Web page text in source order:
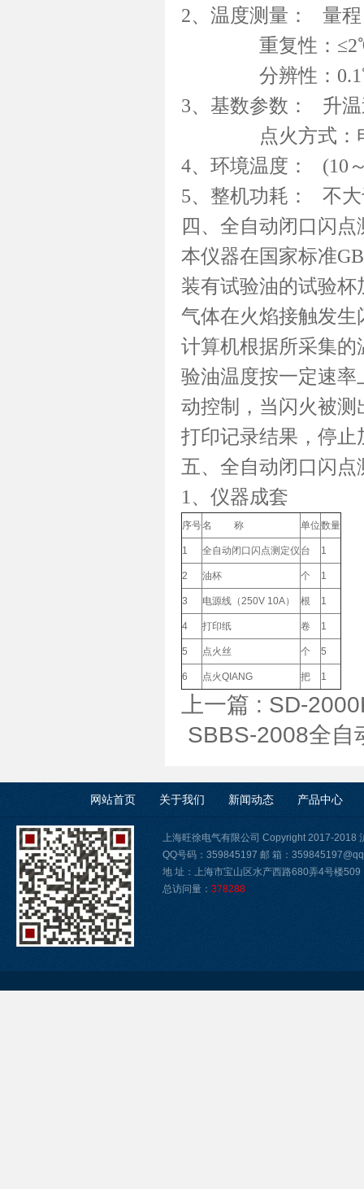
2、温度测量： 量
重复性：≤2℃
分辨性：0.1℃
3、基数参数： 升温
点火方式：电
4、环境温度： (10
5、整机功耗： 不大
四、全自动闭口闪
本仪器在国家标准
装有试验油的试验
气体在火焰接触发
计算机根据所采集
验油温度按一定速
动控制，当闪火被
打印记录结果，停
五、全自动闭口闪
1、仪器成套
序号名 称 单位数量
1 全自动闭口闪点测定仪 台 1
2 油杯 个 1
3 电源线（250V 10A） 根 1
4 打印纸 卷 1
5 点火丝 个 5
6 点火QIANG 把 1
上一篇 : SD-
SBBS-2008全自
网站首页 关于我们 新闻动态 产品中心
上海旺徐电气有限公司 Copyright 2017-2018
QQ号码：359845197 邮 箱：
地 址：上海市宝山区水产西路680弄4号楼509
总访问量： 378288